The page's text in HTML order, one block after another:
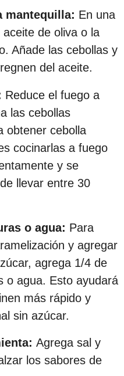
mantequilla: En una
de oliva o la
Añade las cebollas y
del aceite.
Reduce el fuego a
las cebollas
obtener cebolla
cocinarlas a fuego
y se
llevar entre 30
o agua: Para
y agregar
agrega 1/4 de
o agua. Esto ayudará
más rápido y
sin azúcar.
Agrega sal y
los sabores de